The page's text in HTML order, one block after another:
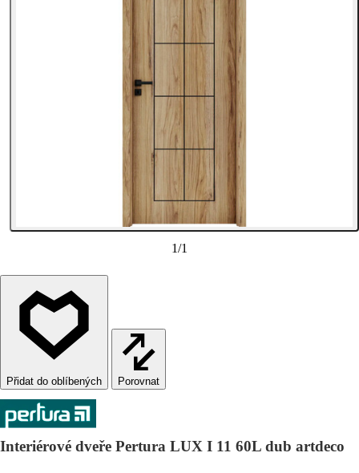
1/1
Porovnat
Interiérové dveře Pertura LUX I 11 60L dub artdeco